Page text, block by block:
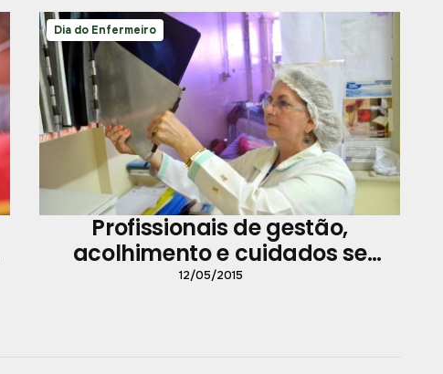
Dia do Enfermeiro
Profissionais de gestão,
acolhimento e cuidados se
destacam na rede municipal de
12/05/2015